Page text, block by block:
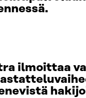
ilmoittaa